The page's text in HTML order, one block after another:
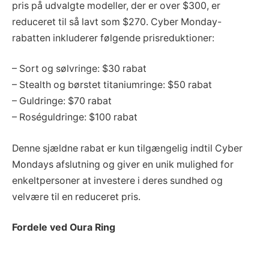
pris på udvalgte modeller, der er over $300, er
reduceret til så lavt som $270. Cyber Monday-
rabatten inkluderer følgende prisreduktioner:
– Sort og sølvringe: $30 rabat
– Stealth og børstet titaniumringe: $50 rabat
– Guldringe: $70 rabat
– Roséguldringe: $100 rabat
Denne sjældne rabat er kun tilgængelig indtil Cyber
Mondays afslutning og giver en unik mulighed for
enkeltpersoner at investere i deres sundhed og
velvære til en reduceret pris.
Fordele ved Oura Ring